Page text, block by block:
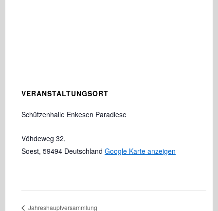
VERANSTALTUNGSORT
Schützenhalle Enkesen Paradiese
Vöhdeweg 32,
Soest, 59494 Deutschland Google Karte anzeigen
Jahreshauptversammlung